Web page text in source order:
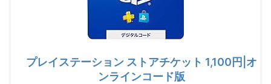
プレイステーション ストアチケット 1,100円|オ
ンラインコード版